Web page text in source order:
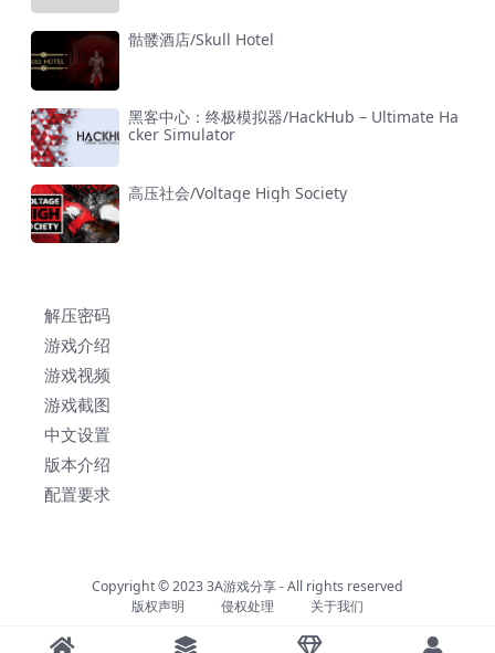
骷髅酒店/Skull Hotel
黑客中心：终极模拟器/HackHub – Ultimate Ha
cker Simulator
高压社会/Voltage High Society
解压密码
游戏介绍
游戏视频
游戏截图
中文设置
版本介绍
配置要求
Copyright © 20233A游戏分享- All rights reserved
版权声明
侵权处理 关于我们